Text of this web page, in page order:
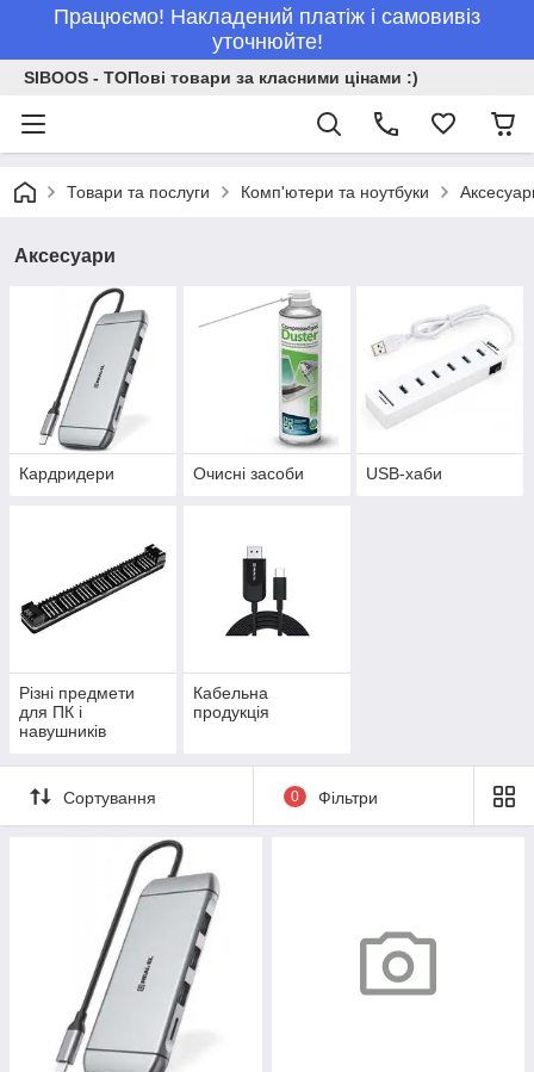
Працюємо! Накладений платіж і самовивіз
уточнюйте!
SIBOOS - ТОПові товари за класними цінами :)
Товари та послуги Комп'ютери та ноутбуки
Аксесуари
Кардридери Очисні засоби USB-хаби
Різні предмети
для ПК і
навушників
Кабельна
продукція
Сортування 0 Фільтри